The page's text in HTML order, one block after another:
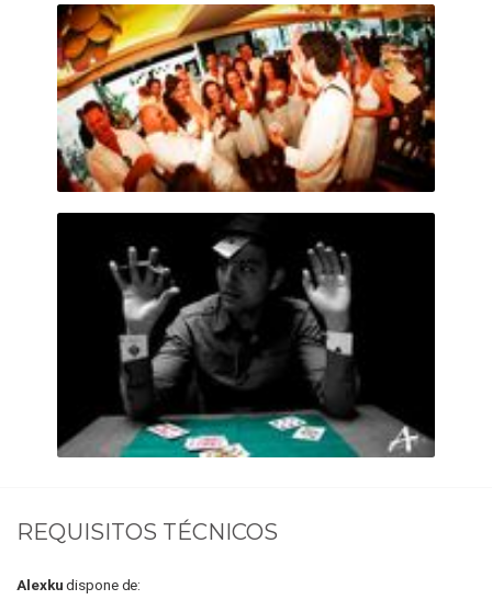
REQUISITOS TÉCNICOS
Alexkudispone de: